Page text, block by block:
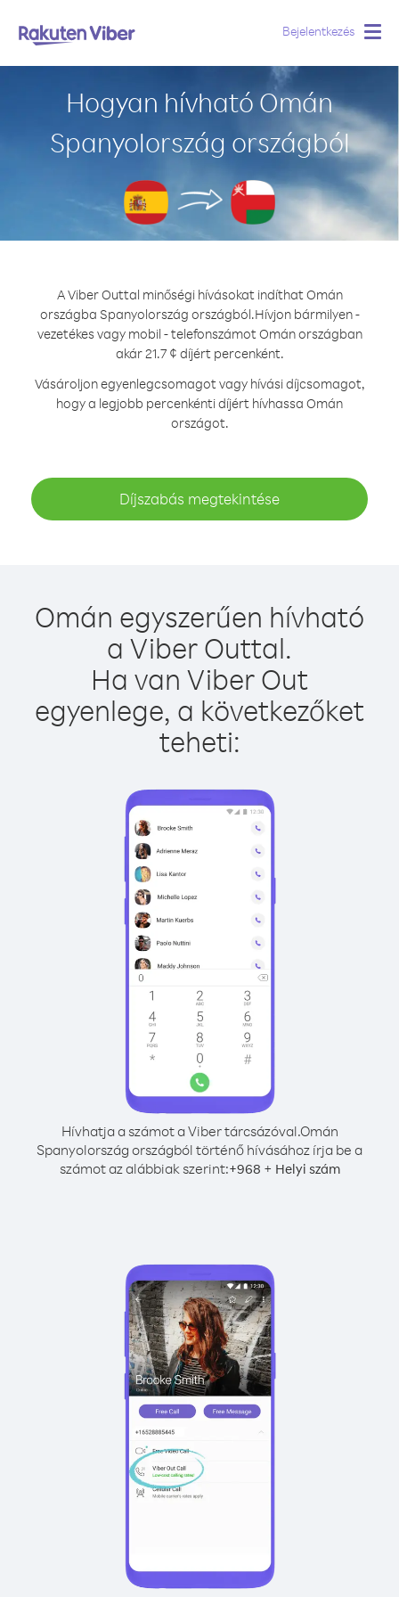
Bejelentkezés
Hogyan hívható Omán
Spanyolország országból
A Viber Outtal minőségi hívásokat indíthat Omán
országba Spanyolország országból.Hívjon bármilyen -
vezetékes vagy mobil - telefonszámot Omán országban
akár 21.7 ¢ díjért percenként.
Vásároljon egyenlegcsomagot vagy hívási díjcsomagot,
hogy a legjobb percenkénti díjért hívhassa Omán
országot.
Díjszabás megtekintése
Omán egyszerűen hívható
a Viber Outtal.
Ha van Viber Out
egyenlege, a következőket
teheti:
Hívhatja a számot a Viber tárcsázóval.Omán
Spanyolország országból történő hívásához írja be a
számot az alábbiak szerint:+968 + Helyi szám